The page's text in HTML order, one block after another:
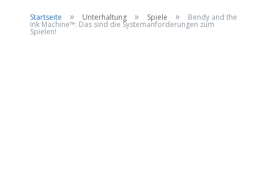
Startseite » Unterhaltung » Spiele » Bendy and the
Ink Machine™: Das sind die Systemanforderungen zum
Spielen!